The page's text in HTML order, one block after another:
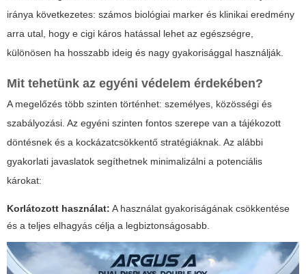
iránya következetes: számos biológiai marker és klinikai eredmény
arra utal, hogy e cigi káros hatással lehet az egészségre,
különösen ha hosszabb ideig és nagy gyakorisággal használják.
Mit tehetünk az egyéni védelem érdekében?
A megelőzés több szinten történhet: személyes, közösségi és
szabályozási. Az egyéni szinten fontos szerepe van a tájékozott
döntésnek és a kockázatcsökkentő stratégiáknak. Az alábbi
gyakorlati javaslatok segíthetnek minimalizálni a potenciális
károkat:
Korlátozott használat: A használat gyakoriságának csökkentése
és a teljes elhagyás célja a legbiztonságosabb.